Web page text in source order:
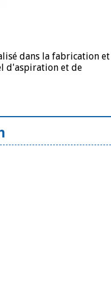
dans la fabrication et
d'aspiration et de